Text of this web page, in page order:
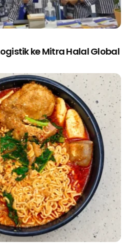
ke Mitra Halal Global